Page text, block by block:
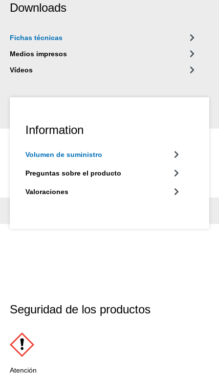
Downloads
Fichas técnicas
Medios impresos
Vídeos
Information
Volumen de suministro
Preguntas sobre el producto
Valoraciones
Seguridad de los productos
Atención